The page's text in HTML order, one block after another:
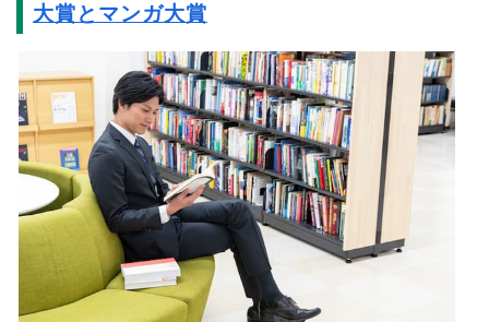
大賞とマンガ大賞